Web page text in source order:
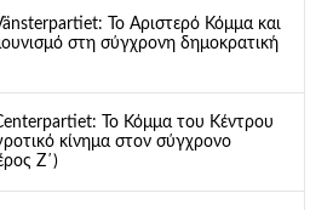
Το Αριστερό Κόμμα και
στη σύγχρονη δημοκρατική
Το Κόμμα του Κέντρου
κίνημα στον σύγχρονο
Ζ΄)